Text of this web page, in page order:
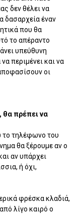
δεν θέλει να
δασαρχεία έναν
που θα
το απέραντο
υπεύθυνη
περιμένει και να
οι
θα πρέπει να
το τηλέφωνο του
θα ξέρουμε αν ο
αν υπάρχει
ή όχι,
φρέσκα κλαδιά,
λίγο καιρό ο